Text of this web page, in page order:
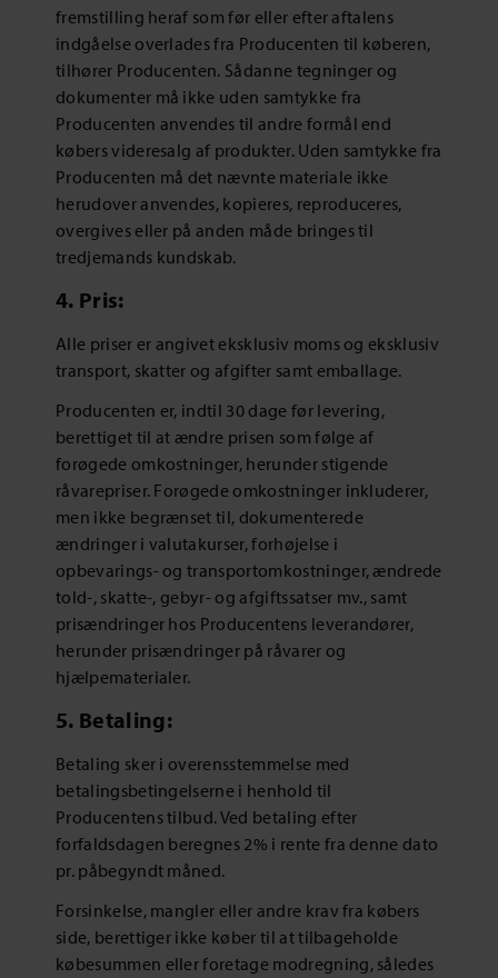
fremstilling heraf som før eller efter aftalens
indgåelse overlades fra Producenten til køberen,
tilhører Producenten. Sådanne tegninger og
dokumenter må ikke uden samtykke fra
Producenten anvendes til andre formål end
købers videresalg af produkter. Uden samtykke fra
Producenten må det nævnte materiale ikke
herudover anvendes, kopieres, reproduceres,
overgives eller på anden måde bringes til
tredjemands kundskab.
4. Pris:
Alle priser er angivet eksklusiv moms og eksklusiv
transport, skatter og afgifter samt emballage.
Producenten er, indtil 30 dage før levering,
berettiget til at ændre prisen som følge af
forøgede omkostninger, herunder stigende
råvarepriser. Forøgede omkostninger inkluderer,
men ikke begrænset til, dokumenterede
ændringer i valutakurser, forhøjelse i
opbevarings- og transportomkostninger, ændrede
told-, skatte-, gebyr- og afgiftssatser mv., samt
prisændringer hos Producentens leverandører,
herunder prisændringer på råvarer og
hjælpematerialer.
5. Betaling:
Betaling sker i overensstemmelse med
betalingsbetingelserne i henhold til
Producentens tilbud. Ved betaling efter
forfaldsdagen beregnes 2% i rente fra denne dato
pr. påbegyndt måned.
Forsinkelse, mangler eller andre krav fra købers
side, berettiger ikke køber til at tilbageholde
købesummen eller foretage modregning, således